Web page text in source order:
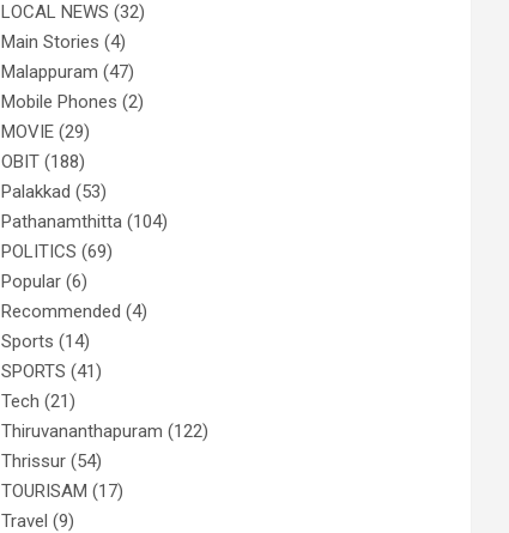
LOCAL NEWS (32)
Main Stories (4)
Malappuram (47)
Mobile Phones (2)
MOVIE (29)
OBIT (188)
Palakkad (53)
Pathanamthitta (104)
POLITICS (69)
Popular (6)
Recommended (4)
Sports (14)
SPORTS (41)
Tech (21)
Thiruvananthapuram (122)
Thrissur (54)
TOURISAM (17)
Travel (9)